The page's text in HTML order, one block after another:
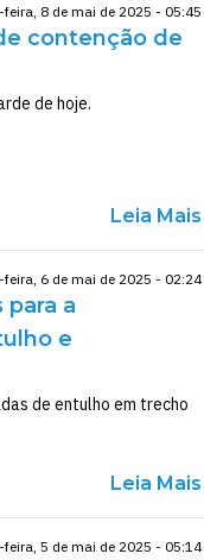
8 de mai de 2025 - 05:45
contenção de
de hoje.
Leia Mais
feira, 6 de mai de 2025 - 02:24
a
e
de entulho em trecho
Leia Mais
feira, 5 de mai de 2025 - 05:14